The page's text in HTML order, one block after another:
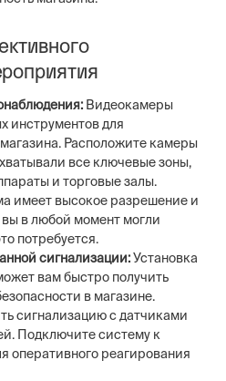
Видеокамеры
инструментов для
Расположите камеры
все ключевые зоны,
и торговые залы.
имеет высокое разрешение и
в любой момент могли
потребуется.
сигнализации:Установка
вам быстро получить
в магазине.
сигнализацию с датчиками
Подключите систему к
оперативного реагирования